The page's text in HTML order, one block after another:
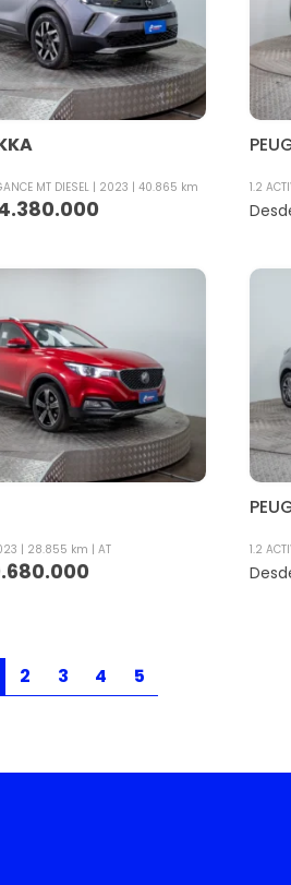
MT DIESEL 2023 40.865 km 1.2
28.855 km AT 1.2
2 3 4 5